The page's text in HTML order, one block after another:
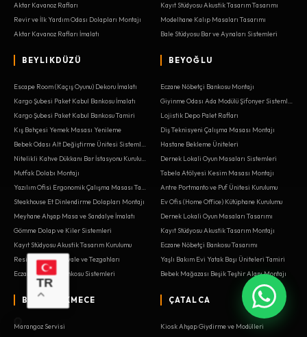
Aktar Kavanoz Rafları
Revir ve İlk Yardım Odası Dolapları Montajı
Aktar Kavanoz Rafları İmalatı
Kayıt Stüdyosu Akustik Tasarım Tasarımı
Modelhane Kalıp Masaları Tasarımı
Bale Stüdyosu Bar ve Aynaları Sistemleri
BEYLIKDÜZÜ
Escape Room (Kaçış Oyunu) Dekoru İmalatı
Kargo Şubesi Paket Kabul Bankosu İmalatı
Kargo Şubesi Paket Kabul Bankosu Tamiri
Kış Bahçesi Yemek Masası Yenileme
Mutfak Dolabı Montajı
Steakhouse Et Dinlendirme Dolapları Montajı
Meyhane Ahşap Masa ve Sandalye İmalatı
Gömme Dolap ve Kiler Sistemleri
Kayıt Stüdyosu Akustik Tasarım Kurulumu
Resim Atölyesi Şövale ve Tezgahları
Eczane Nöbetçi Bankosu Sistemleri
BEYOĞLU
Eczane Nöbetçi Bankosu Montajı
Lojistik Depo Palet Rafları
Diş Teknisyeni Çalışma Masası Montajı
Hastane Bekleme Üniteleri
Dernek Lokali Oyun Masaları Sistemleri
Tabela Atölyesi Kesim Masası Montajı
Antre Portmanto ve Puf Ünitesi Kurulumu
Ev Ofis (Home Office) Kütüphane Kurulumu
Dernek Lokali Oyun Masaları Tasarımı
Kayıt Stüdyosu Akustik Tasarım Montajı
Eczane Nöbetçi Bankosu Tasarımı
Yaşlı Bakım Evi Yatak Başı Üniteleri Tamiri
Bebek Mağazası Beşik Teşhir Alanı Montajı
BÜYÜKÇEKMECE
Marangoz Servisi
ÇATALCA
Kiosk Ahşap Giydirme ve Modülleri
TR